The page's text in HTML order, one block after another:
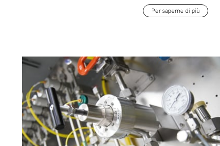
Per saperne di più